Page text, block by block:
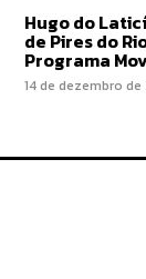
Hugo do
de Pires do
Programa
14 de dezembro